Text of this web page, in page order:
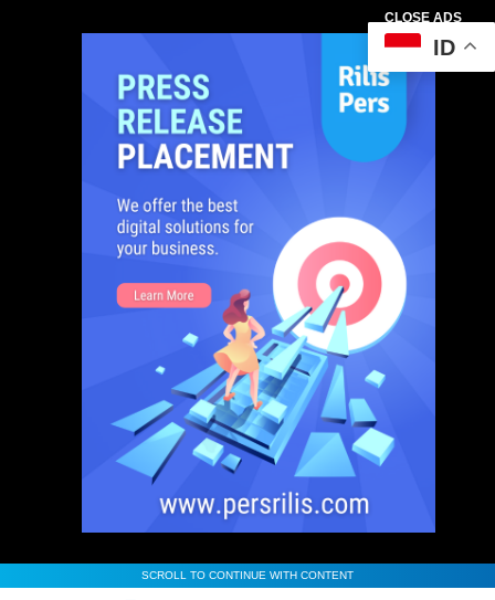
CLOSE ADS
SCROLL TO CONTINUE WITH CONTENT
ID